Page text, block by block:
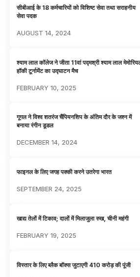
सीबीआई के 18 कर्मचारियों को विशिष्ट सेवा तथा सराहनीय
सेवा पदक
AUGUST 14, 2024
श्याम लाल कॉलेज ने जीता 11वां पद्मश्री श्याम लाल
हॉकी टूर्नामेंट का उद्घाटन मैच
FEBRUARY 10, 2025
गूगल ने विश्व शतरंज चैंपियनशिप के अंतिम दौर के जश्न में
बनाया रंगीन डूडल
DECEMBER 14, 2024
फाइनल के लिए जगह पक्की करने उतरेगा भारत
SEPTEMBER 24, 2025
खाद्य तेलों में टिकाव; दालों में मिलाजुला रुख, चीनी महंगी
FEBRUARY 19, 2025
विस्तार के लिए ब्लैक बॉक्स जुटाएगी 410 करोड़ की पूंजी